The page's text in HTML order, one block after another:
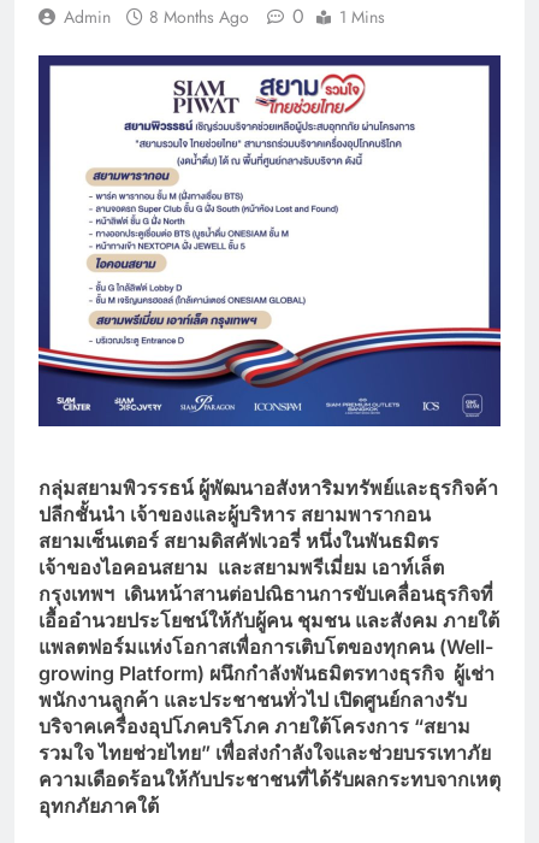
Admin 8 Months Ago 0 1 Mins
กลุ่มสยามพิวรรธน์ ผู้พัฒนาอสังหาริมทรัพย์และธุรกิจค้า
ปลีกชั้นนำ เจ้าของและผู้บริหาร สยามพารากอน
สยามเซ็นเตอร์ สยามดิสคัฟเวอรี่ หนึ่งในพันธมิตร
เจ้าของไอคอนสยาม และสยามพรีเมี่ยม เอาท์เล็ต
กรุงเทพฯ เดินหน้าสานต่อปณิธานการขับเคลื่อนธุรกิจที่
เอื้ออำนวยประโยชน์ให้กับผู้คน ชุมชน และสังคม ภายใต้
แพลตฟอร์มแห่งโอกาสเพื่อการเติบโตของทุกคน (Well-
growing Platform) ผนึกกำลังพันธมิตรทางธุรกิจ ผู้เช่า
พนักงานลูกค้า และประชาชนทั่วไป เปิดศูนย์กลางรับ
บริจาคเครื่องอุปโภคบริโภค ภายใต้โครงการ “สยาม
รวมใจ ไทยช่วยไทย” เพื่อส่งกำลังใจและช่วยบรรเทาภัย
ความเดือดร้อนให้กับประชาชนที่ได้รับผลกระทบจากเหตุ
อุทกภัยภาคใต้